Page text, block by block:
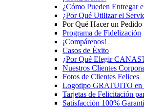
¿Cómo Pueden Entregar
¿Por Qué Utilizar el
Por Qué Hacer un
Programa de Fidelización
¡Compárenos!
Casos de Éxito
¿Por Qué Elegir
Nuestros Clientes
Fotos de Clientes Felices
Logotipo GRATUITO en
Tarjetas de Felicitación
Satisfacción 100%